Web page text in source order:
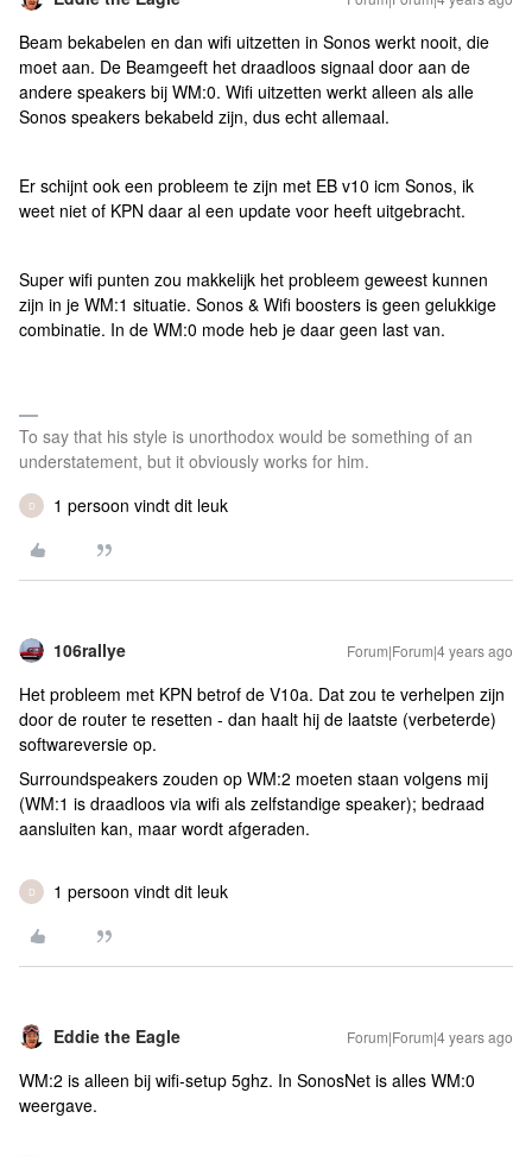
Beam bekabelen en dan wifi uitzetten in Sonos werkt nooit, die
moet aan. De Beamgeeft het draadloos signaal door aan de
andere speakers bij WM:0. Wifi uitzetten werkt alleen als alle
Sonos speakers bekabeld zijn, dus echt allemaal.
Er schijnt ook een probleem te zijn met EB v10 icm Sonos, ik
weet niet of KPN daar al een update voor heeft uitgebracht.
Super wifi punten zou makkelijk het probleem geweest kunnen
zijn in je WM:1 situatie. Sonos & Wifi boosters is geen gelukkige
combinatie. In de WM:0 mode heb je daar geen last van.
To say that his style is unorthodox would be something of an
understatement, but it obviously works for him.
D 1 persoon vindt dit leuk
106rallye Forum|Forum|4 years ago
Het probleem met KPN betrof de V10a. Dat zou te verhelpen zijn
door de router te resetten - dan haalt hij de laatste (verbeterde)
softwareversie op.
Surroundspeakers zouden op WM:2 moeten staan volgens mij
(WM:1 is draadloos via wifi als zelfstandige speaker); bedraad
aansluiten kan, maar wordt afgeraden.
D 1 persoon vindt dit leuk
Eddie the Eagle Forum|Forum|4 years ago
WM:2 is alleen bij wifi-setup 5ghz. In SonosNet is alles WM:0
weergave.